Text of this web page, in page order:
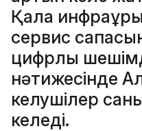
Қала
сервис
цифрлық
нәтижесінде
келушілер
келеді.